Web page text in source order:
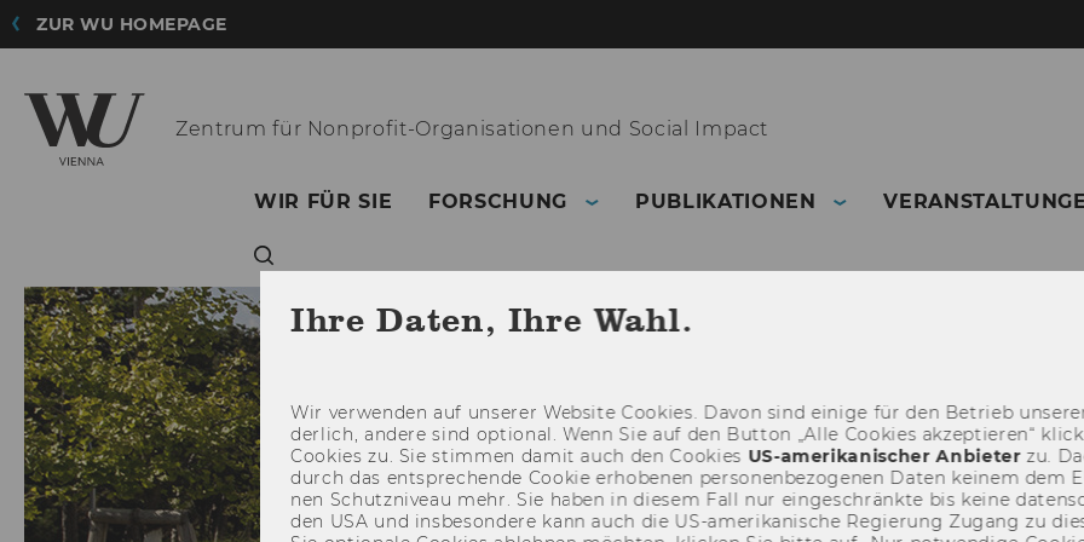
ZUR WU HOMEPAGE
Zentrum für Nonprofit-Organisationen und Social Impact
WIR FÜR SIE FORSCHUNG PUBLIKATIONEN
Ihre Daten, Ihre Wahl.
Wir ver­wen­den auf un­se­rer Web­site Coo­kies. Davon sind ei­ni­ge für den Be­trieb
der­lich, an­de­re sind op­tio­nal. Wenn Sie auf den But­ton „Alle Coo­kies ak­zep­tie­ren“
Coo­kies zu. Sie stim­men damit auch den Coo­kies US-​amerikanischer An­bie­terzu.
durch das ent­spre­chen­de Coo­kie er­ho­be­nen per­so­nen­be­zo­ge­nen Daten kei­nem dem
nen Schutz­ni­veau mehr. Sie haben in die­sem Fall nur ein­ge­schränk­te bis keine
den USA und ins­be­son­de­re kann auch die US-​amerikanische Re­gie­rung Zu­gang zu